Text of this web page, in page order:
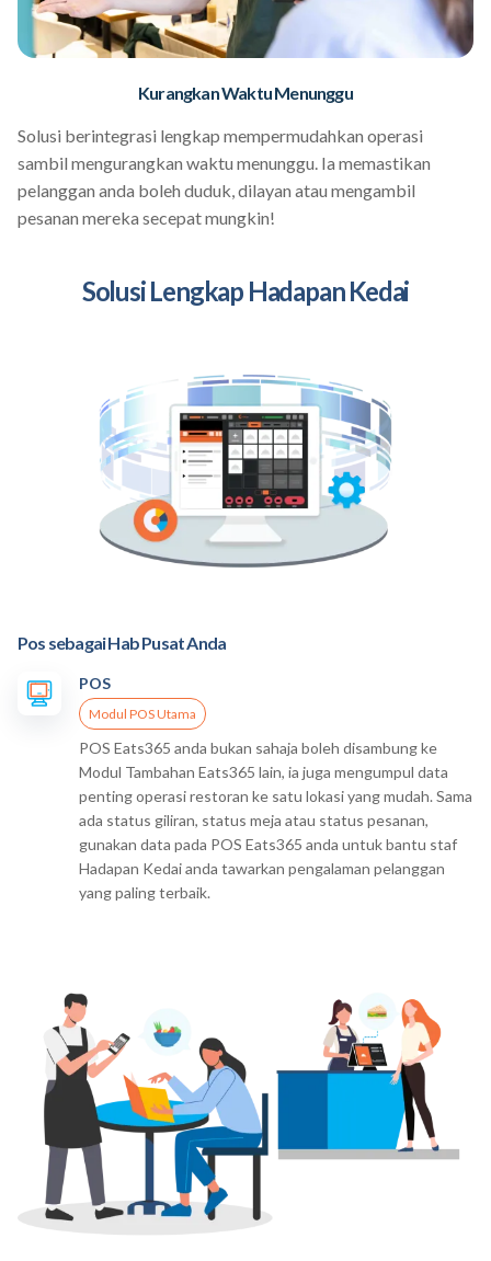
Kurangkan Waktu Menunggu
Solusi berintegrasi lengkap mempermudahkan operasi
sambil mengurangkan waktu menunggu. Ia memastikan
pelanggan anda boleh duduk, dilayan atau mengambil
pesanan mereka secepat mungkin!
Solusi Lengkap Hadapan Kedai
Pos sebagai Hab Pusat Anda
POS
Modul POS Utama
POS Eats365 anda bukan sahaja boleh disambung ke
Modul Tambahan Eats365 lain, ia juga mengumpul data
penting operasi restoran ke satu lokasi yang mudah. Sama
ada status giliran, status meja atau status pesanan,
gunakan data pada POS Eats365 anda untuk bantu staf
Hadapan Kedai anda tawarkan pengalaman pelanggan
yang paling terbaik.